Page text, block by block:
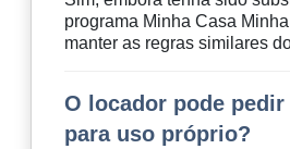
programa Minha Casa
manter as regras similares
O locador pode pedir
para uso próprio?